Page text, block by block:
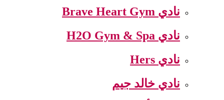
نادي Brave Heart Gym
نادي H2O Gym & Spa
نادي Hers
نادي خالد جيم